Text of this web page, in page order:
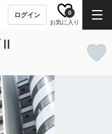
ログイン
お気に入り
0